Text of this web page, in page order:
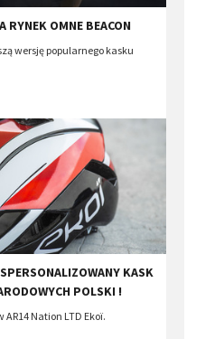
RYNEK OMNE BEACON
wersję popularnego kasku
KASK
POLSKI !
Nation LTD Ekoï.